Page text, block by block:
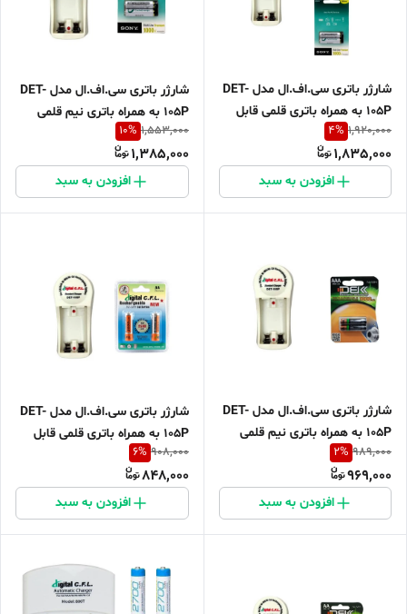
شارژر باتری سی.اف.ال مدل DET-
105P به همراه باتری قلمی قابل
شارژ دی بی کی و نیم قلمی سونی
مجموعه 4 عددی
1,920,000
4%
1,835,000
افزودن به سبد
شارژر باتری سی.اف.ال مدل DET-
105P به همراه باتری نیم قلمی
قابل شارژ سونی مجموعه 2 عددی
1,553,000
10%
1,385,000
افزودن به سبد
شارژر باتری سی.اف.ال مدل DET-
105P به همراه باتری نیم قلمی
قابل شارژ بسته 2 عددی
989,000
2%
969,000
افزودن به سبد
شارژر باتری سی.اف.ال مدل DET-
105P به همراه باتری قلمی قابل
شارژ بسته 2 عددی
908,000
6%
848,000
افزودن به سبد